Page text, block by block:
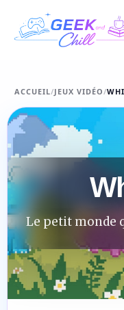
ACCUEIL/JEUX VIDÉO/
Le petit monde